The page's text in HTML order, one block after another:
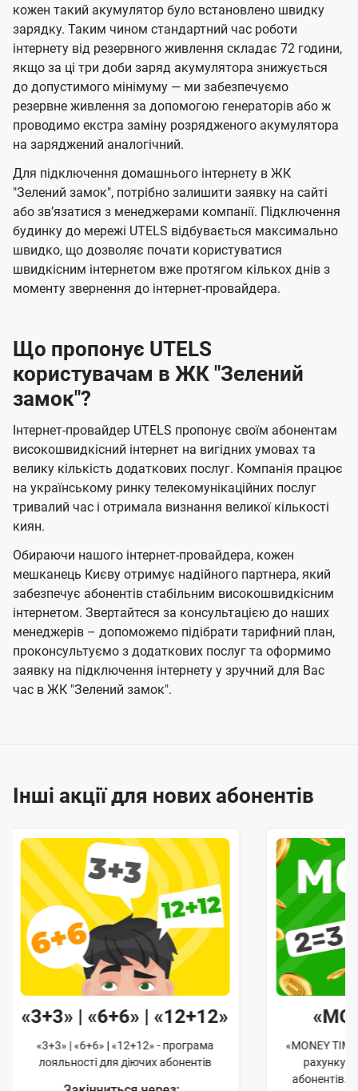
кожен такий акумулятор було встановлено швидку
зарядку. Таким чином стандартний час роботи
інтернету від резервного живлення складає 72 години,
якщо за ці три доби заряд акумулятора знижується
до допустимого мінімуму — ми забезпечуємо
резервне живлення за допомогою генераторів або ж
проводимо екстра заміну розрядженого акумулятора
на заряджений аналогічний.
Для підключення домашнього інтернету в ЖК
"Зелений замок", потрібно залишити заявку на сайті
або звʼязатися з менеджерами компанії. Підключення
будинку до мережі UTELS відбувається максимально
швидко, що дозволяє почати користуватися
швидкісним інтернетом вже протягом кількох днів з
моменту звернення до інтернет-провайдера.
Що пропонує UTELS
користувачам в ЖК "Зелений
замок"?
Інтернет-провайдер UTELS пропонує своїм абонентам
високошвидкісний інтернет на вигідних умовах та
велику кількість додаткових послуг. Компанія працює
на українському ринку телекомунікаційних послуг
тривалий час і отримала визнання великої кількості
киян.
Обираючи нашого інтернет-провайдера, кожен
мешканець Києву отримує надійного партнера, який
забезпечує абонентів стабільним високошвидкісним
інтернетом. Звертайтеся за консультацією до наших
менеджерів – допоможемо підібрати тарифний план,
проконсультуємо з додаткових послуг та оформимо
заявку на підключення інтернету у зручний для Вас
час в ЖК "Зелений замок".
Інші акції для нових абонентів
«3+3» | «6+6» | «12+12»
«3+3» | «6+6» | «12+12» - програма
лояльності для діючих абонентів
«MONEY
рахунку
абонентів.